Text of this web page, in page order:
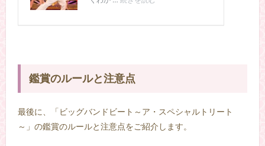
鑑賞のルールと注意点
最後に、「ビッグバンドビート～ア・スペシャルトリート
～」の鑑賞のルールと注意点をご紹介します。